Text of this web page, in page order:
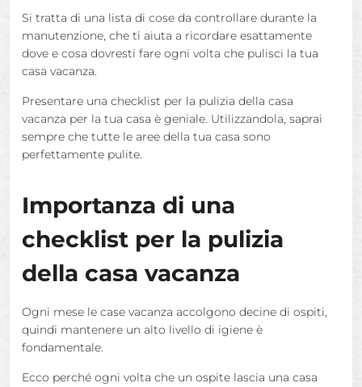
Si tratta di una lista di cose da controllare durante la
manutenzione, che ti aiuta a ricordare esattamente
dove e cosa dovresti fare ogni volta che pulisci la tua
casa vacanza.
Presentare una checklist per la pulizia della casa
vacanza per la tua casa è geniale. Utilizzandola, saprai
sempre che tutte le aree della tua casa sono
perfettamente pulite.
Importanza di una
checklist per la pulizia
della casa vacanza
Ogni mese le case vacanza accolgono decine di ospiti,
quindi mantenere un alto livello di igiene è
fondamentale.
Ecco perché ogni volta che un ospite lascia una casa